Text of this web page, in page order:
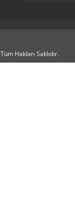
Tüm Hakları Saklıdır.